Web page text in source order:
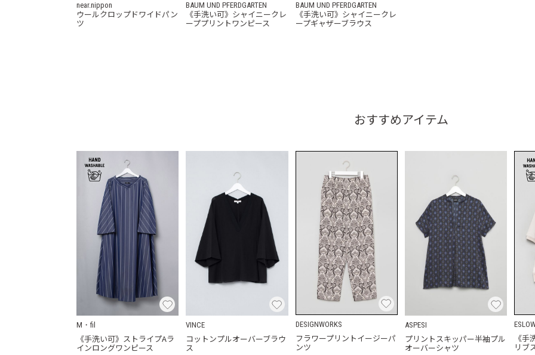
near.nippon
ウールクロップドワイドパン
ツ
BAUM UND PFERDGARTEN
《手洗い可》シャイニークレ
ーププリントワンピース
BAUM UND PFERDGARTEN
《手洗い可》シャイニークレ
ープギャザーブラウス
おすすめアイテム
M・fil
《手洗い可》ストライプAラ
インロングワンピース
VINCE
コットンプルオーバーブラウ
ス
DESIGNWORKS
フラワープリントイージーパ
ンツ
ASPESI
プリントスキッパー半袖プル
オーバーシャツ
《
リブ